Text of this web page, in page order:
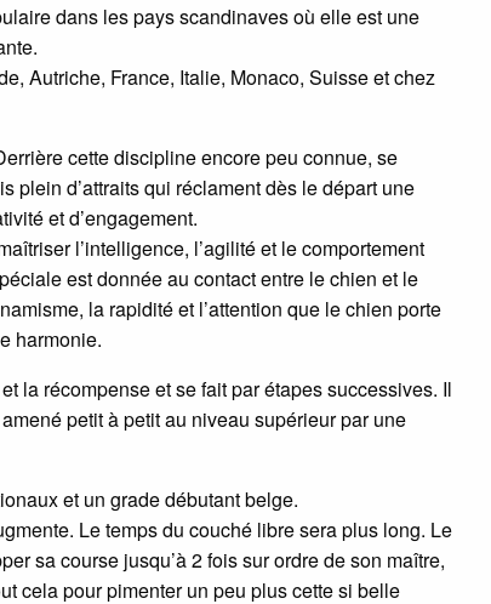
dans les pays scandinaves où elle est une
Autriche, France, Italie, Monaco, Suisse et chez
cette discipline encore peu connue, se
plein d’attraits qui réclament dès le départ une
et d’engagement.
l’intelligence, l’agilité et le comportement
est donnée au contact entre le chien et le
la rapidité et l’attention que le chien porte
harmonie.
la récompense et se fait par étapes successives. Il
petit à petit au niveau supérieur par une
et un grade débutant belge.
Le temps du couché libre sera plus long. Le
sa course jusqu’à 2 fois sur ordre de son maître,
cela pour pimenter un peu plus cette si belle